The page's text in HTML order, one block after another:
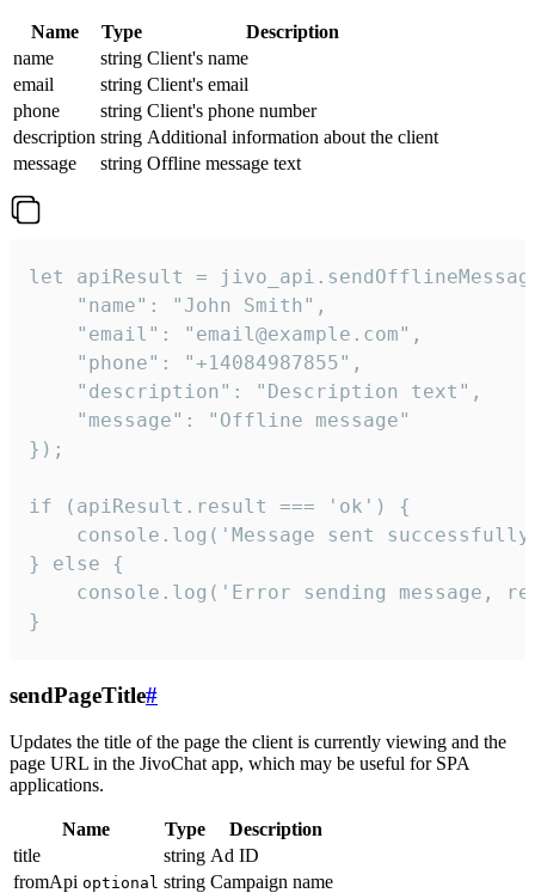
Name Type
Description
name
string Client's name
email
string Client's email
phone
string Client's phone number
description string Additional information about the client
message
string Offline message text
let apiResult =
    "name": "John Smith",
    "email": "email@example.com",
    "phone": "+14084987855",
    "description": "Description text",
    "message": "Offline message"
});
if (apiResult.result === 'ok') {
console.log('Message sent
} else {
console.log('Error sending message,
}
sendPageTitle#
Updates the title of the page the client is currently viewing and the
page URL in the JivoChat app, which may be useful for SPA
applications.
Name Type
Description
title
string Ad ID
fromApi optional string Campaign name